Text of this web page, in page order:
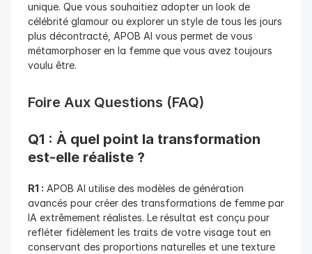
unique. Que vous souhaitiez adopter un look de
célébrité glamour ou explorer un style de tous les jours
plus décontracté, APOB AI vous permet de vous
métamorphoser en la femme que vous avez toujours
voulu être.
Foire Aux Questions (FAQ)
Q1 : À quel point la transformation
est-elle réaliste ?
R1 : APOB AI utilise des modèles de génération
avancés pour créer des transformations de femme par
IA extrêmement réalistes. Le résultat est conçu pour
refléter fidèlement les traits de votre visage tout en
conservant des proportions naturelles et une texture